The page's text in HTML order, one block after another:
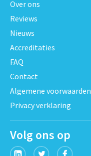
Over ons
Reviews
Nieuws
Accreditaties
FAQ
Contact
Algemene voorwaarden
Privacy verklaring
Volg ons op